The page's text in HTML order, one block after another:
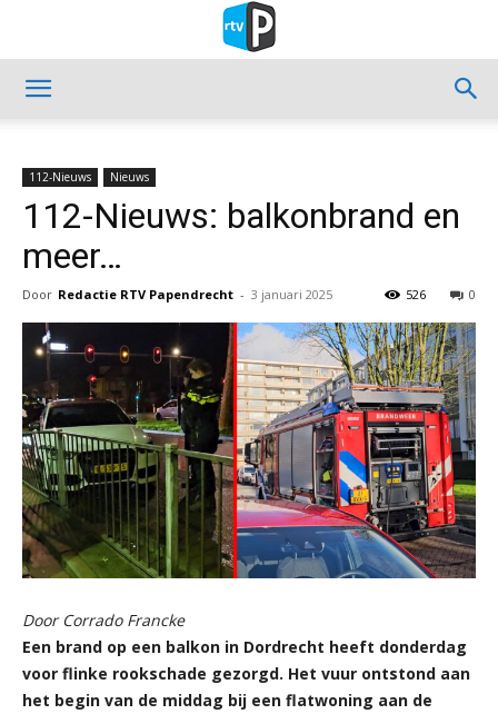
112-Nieuws Nieuws
112-Nieuws: balkonbrand en
meer…
Door Redactie RTV Papendrecht - 3 januari 2025 0
526
Door Corrado Francke
Een brand op een balkon in Dordrecht heeft donderdag
voor flinke rookschade gezorgd. Het vuur ontstond aan
het begin van de middag bij een flatwoning aan de